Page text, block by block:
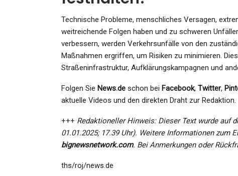
Technische Probleme, menschliches Versagen,
weitreichende Folgen haben und zu schweren
verbessern, werden Verkehrsunfälle von den
Maßnahmen ergriffen, um Risiken zu minimieren.
Straßeninfrastruktur, Aufklärungskampagnen und
Folgen Sie News.de schon bei Facebook, Twitter,
aktuelle Videos und den direkten Draht zur Redaktion.
+++ Redaktioneller Hinweis: Dieser Text wurde auf
01.01.2025; 17.39 Uhr). Weitere Informationen zum
bignewsnetwork.com. Bei Anmerkungen oder
ths/roj/news.de
SPORT
„Das Bild Muss Manipuliert
Sein“: Ob Japans Siegtor
Regulär…
Dec 2, 2022